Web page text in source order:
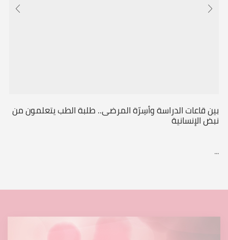
بين قاعات الدراسة وأسِرّة المرضى.. طلبة الطب يتعلمون من
نبض الإنسانية
...